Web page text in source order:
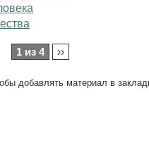
1 из 4 ››
добавлять материал в